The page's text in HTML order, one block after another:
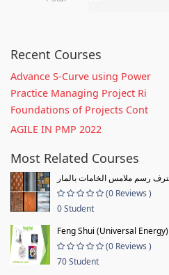
Recent Courses
Advance S-Curve using Power
Practice Managing Project Ri
Foundations of Projects Cont
AGILE IN PMP 2022
Most Related Courses
(0 Reviews )
0 Student
Feng Shui (Universal Energy)
(0 Reviews )
70 Student